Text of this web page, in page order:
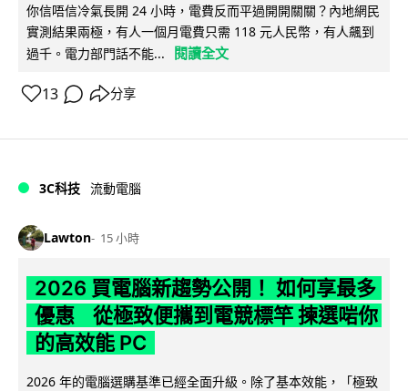
你信唔信冷氣長開 24 小時，電費反而平過開開關關？內地網民
實測結果兩極，有人一個月電費只需 118 元人民幣，有人飆到
過千。電力部門話不能...
閱讀全文
13 分享
3C科技 流動電腦
Lawton 15 小時
2026 買電腦新趨勢公開！ 如何享最多
優惠 從極致便攜到電競標竿 揀選啱你
的高效能 PC
2026 年的電腦選購基準已經全面升級。除了基本效能，「極致